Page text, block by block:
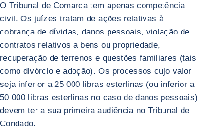
O Tribunal de Comarca tem apenas competência
civil. Os juízes tratam de ações relativas à
cobrança de dívidas, danos pessoais, violação de
contratos relativos a bens ou propriedade,
recuperação de terrenos e questões familiares (tais
como divórcio e adoção). Os processos cujo valor
seja inferior a 25 000 libras esterlinas (ou inferior a
50 000 libras esterlinas no caso de danos pessoais)
devem ter a sua primeira audiência no Tribunal de
Condado.